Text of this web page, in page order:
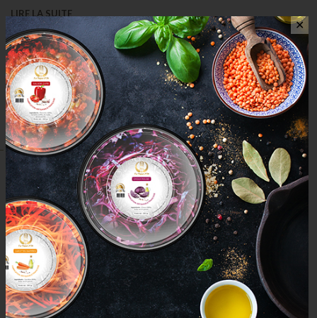
LIRE LA SUITE
août 3, 2016 0
Caring for your body with antioxidant
rich organic superfoods
We are all fighting the ravages of time. But, what if time didn’t
have to be so ravaging? Antioxidants may be the answer to
help your body grow old
LIRE LA SUITE
✕